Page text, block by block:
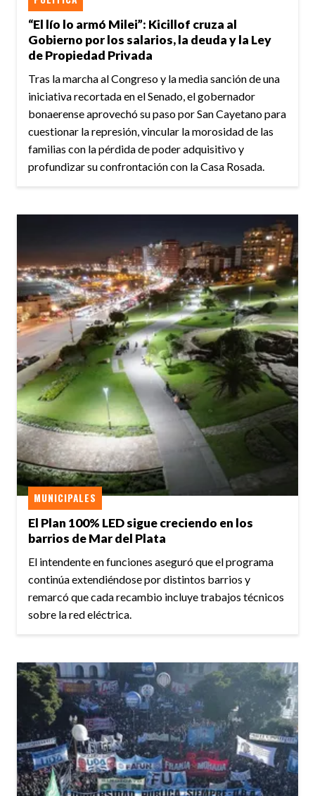
“El lío lo armó Milei”: Kicillof cruza al
Gobierno por los salarios, la deuda y la Ley
de Propiedad Privada
Tras la marcha al Congreso y la media sanción de una
iniciativa recortada en el Senado, el gobernador
bonaerense aprovechó su paso por San Cayetano para
cuestionar la represión, vincular la morosidad de las
familias con la pérdida de poder adquisitivo y
profundizar su confrontación con la Casa Rosada.
El Plan 100% LED sigue creciendo en los
barrios de Mar del Plata
MUNICIPALES
El intendente en funciones aseguró que el programa
continúa extendiéndose por distintos barrios y
remarcó que cada recambio incluye trabajos técnicos
sobre la red eléctrica.